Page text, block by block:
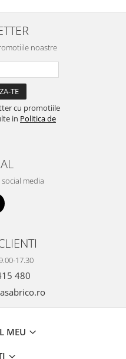
noastre
cu promotiile
in Politica de
media
17.30
480
MEU